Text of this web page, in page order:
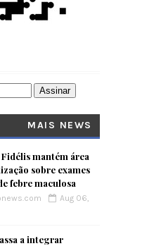
MAIS NEWS
mantém área
sobre exames
febre maculosa
Aug 06,
a integrar